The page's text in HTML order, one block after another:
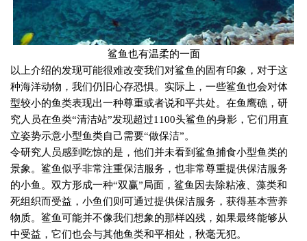
鲨鱼也有温柔的一面
以上介绍的发现可能很难改变我们对鲨鱼的固有印象，对于这
种海洋动物，我们仍旧心存恐惧。实际上，一些鲨鱼也会对体
型较小的鱼类表现出一种尊重或者说和平共处。在鱼鹰礁，研
究人员在鱼类“清洁站”发现超过1100头鲨鱼的身影，它们用直
立姿势示意小型鱼类自己需要“做保洁”。
令研究人员感到吃惊的是，他们并未看到鲨鱼捕食小型鱼类的
景象。鲨鱼似乎非常注重保洁服务，也非常尊重提供保洁服务
的小鱼。双方形成一种“双赢”局面，鲨鱼因去除粘液、藻类和
死组织而受益，小鱼们则可通过提供保洁服务，获得基本营养
物质。鲨鱼可能并不像我们想象的那样凶残，如果最终能够从
中受益，它们也会与其他鱼类和平相处，秋毫无犯。